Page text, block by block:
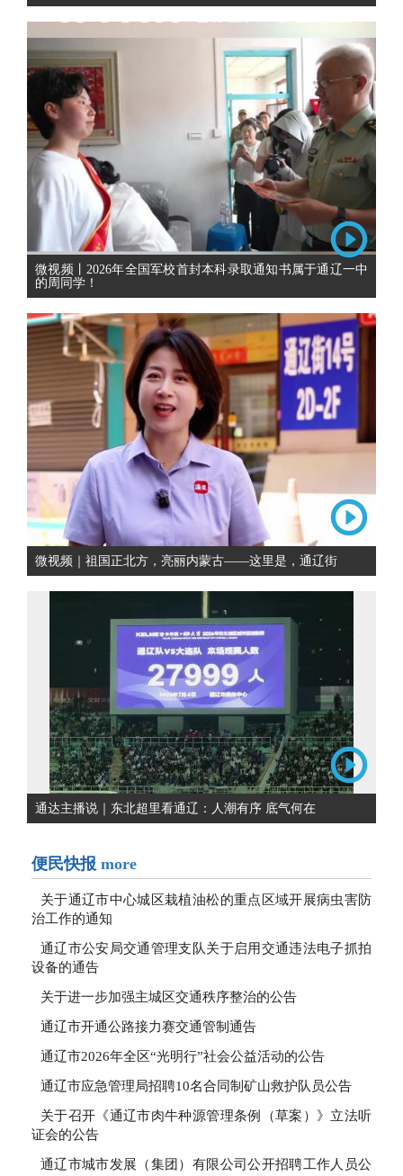
微视频丨2026年全国军校首封本科录取通知书属于通辽一中
的周同学！
微视频｜祖国正北方，亮丽内蒙古——这里是，通辽街
通达主播说｜东北超里看通辽：人潮有序 底气何在
便民快报 more
关于通辽市中心城区栽植油松的重点区域开展病虫害防
治工作的通知
通辽市公安局交通管理支队关于启用交通违法电子抓拍
设备的通告
关于进一步加强主城区交通秩序整治的公告
通辽市开通公路接力赛交通管制通告
通辽市2026年全区“光明行”社会公益活动的公告
通辽市应急管理局招聘10名合同制矿山救护队员公告
关于召开《通辽市肉牛种源管理条例（草案）》立法听
证会的公告
通辽市城市发展（集团）有限公司公开招聘工作人员公